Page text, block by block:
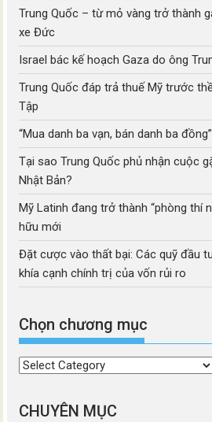
Trung Quốc – từ mỏ vàng trở thành
xe Đức
Israel bác kế hoạch Gaza do ông
Trung Quốc đáp trả thuế Mỹ trước
Tập
“Mua danh ba vạn, bán danh ba
Tại sao Trung Quốc phủ nhận cuộc
Nhật Bản?
Mỹ Latinh đang trở thành “phòng thí
hữu mới
Đặt cược vào thất bại: Các quỹ đầu
khía cạnh chính trị của vốn rủi ro
Chọn chương mục
Chọn
mục
CHUYÊN MỤC